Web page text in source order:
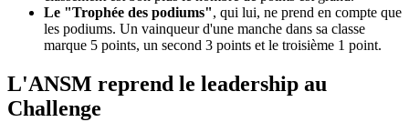
Le "Trophée des podiums", qui lui, ne prend en compte que
les podiums. Un vainqueur d'une manche dans sa classe
marque 5 points, un second 3 points et le troisième 1 point.
L'ANSM reprend le leadership au
Challenge